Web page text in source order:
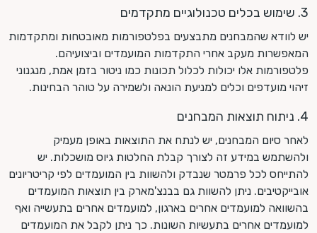
3. שימוש בכלים טכנולוגיים מתקדמים
יש לוודא שהמבחנים מתבצעים בפלטפורמות מאובטחות ומתקדמות
המאפשרות מעקב אחרי התקדמות המועמדים וביצועיהם.
פלטפורמות אלו יכולות לכלול תכונות כמו ניטור בזמן אמת, מנגנוני
זיהוי מועדפים וכלים למניעת הונאה ולשמירה על טוהר הבחינות.
4. ניתוח תוצאות המבחנים
לאחר סיום המבחנים, יש לנתח את התוצאות באופן מעמיק
ולהשתמש במידע זה לצורך קבלת החלטות גיוס מושכלות. יש
להתייחס לכל פרמטר שנבדק ולהשוות בין המועמדים לפי קריטריונים
אובייקטיבים. ניתן להשוות גם בבנצ'מארק בין תוצאות המועמדים
בהשוואה למועמדים אחרים בארגון, למועמדים אחרים בתעשייה ואף
למועמדים אחרים בתעשיות השונות. כך ניתן לקבל את המועמדים